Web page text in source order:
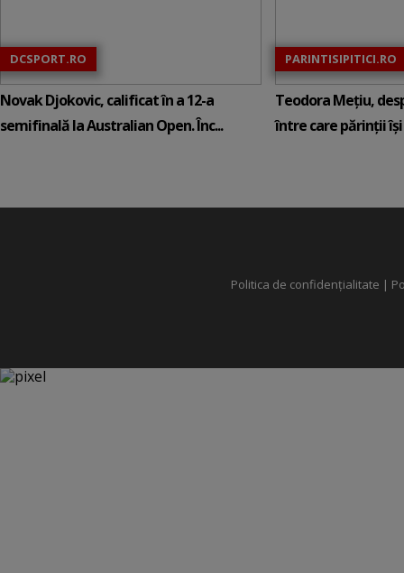
DCSPORT.RO
Novak Djokovic, calificat în a 12-a
semifinală la Australian Open. Înc...
PARINTISIPITICI.RO
Teodora Mețiu,
între care părinții își
Politica de confidențialitate |